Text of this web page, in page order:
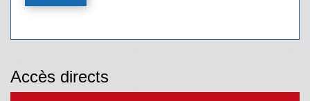
Accès directs